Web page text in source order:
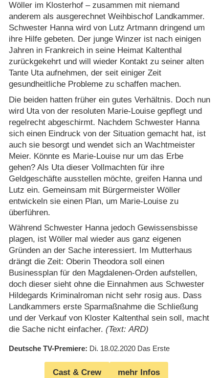
Wöller im Klosterhof – zusammen mit niemand
anderem als ausgerechnet Weihbischof Landkammer.
Schwester Hanna wird von Lutz Artmann dringend um
ihre Hilfe gebeten. Der junge Winzer ist nach einigen
Jahren in Frankreich in seine Heimat Kaltenthal
zurückgekehrt und will wieder Kontakt zu seiner alten
Tante Uta aufnehmen, der seit einiger Zeit
gesundheitliche Probleme zu schaffen machen.
Die beiden hatten früher ein gutes Verhältnis. Doch nun
wird Uta von der resoluten Marie-Louise gepflegt und
regelrecht abgeschirmt. Nachdem Schwester Hanna
sich einen Eindruck von der Situation gemacht hat, ist
auch sie besorgt und wendet sich an Wachtmeister
Meier. Könnte es Marie-Louise nur um das Erbe
gehen? Als Uta dieser Vollmachten für ihre
Geldgeschäfte ausstellen möchte, greifen Hanna und
Lutz ein. Gemeinsam mit Bürgermeister Wöller
entwickeln sie einen Plan, um Marie-Louise zu
überführen.
Während Schwester Hanna jedoch Gewissensbisse
plagen, ist Wöller mal wieder aus ganz eigenen
Gründen an der Sache interessiert. Im Mutterhaus
drängt die Zeit: Oberin Theodora soll einen
Businessplan für den Magdalenen-Orden aufstellen,
doch dieser sieht ohne die Einnahmen aus Schwester
Hildegards Kriminalroman nicht sehr rosig aus. Dass
Landkammers erste Sparmaßnahme die Schließung
und der Verkauf von Kloster Kaltenthal sein soll, macht
die Sache nicht einfacher. (Text: ARD)
Deutsche TV-Premiere Di. 18.02.2020 Das Erste
Cast & Crew mehr Infos